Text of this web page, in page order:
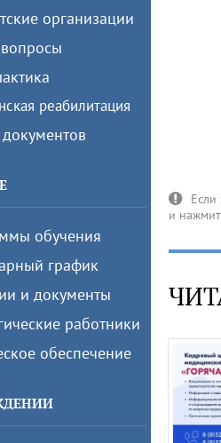
организации
реабилитация
обучения
график
и документы
работники
обеспечение